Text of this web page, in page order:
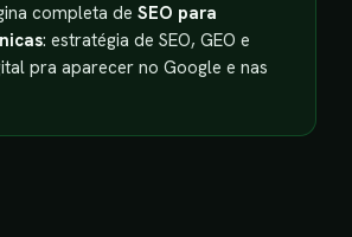
completa de SEO para
: estratégia de SEO, GEO e
pra aparecer no Google e nas